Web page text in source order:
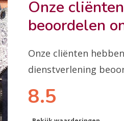
Onze cliënten
beoordelen
Onze cliënten
dienstverlening
8.5